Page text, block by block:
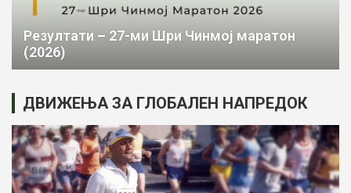
Резултати – 27-ми Шри Чинмој маратон
(2026)
ДВИЖЕЊА ЗА ГЛОБАЛЕН НАПРЕДОК